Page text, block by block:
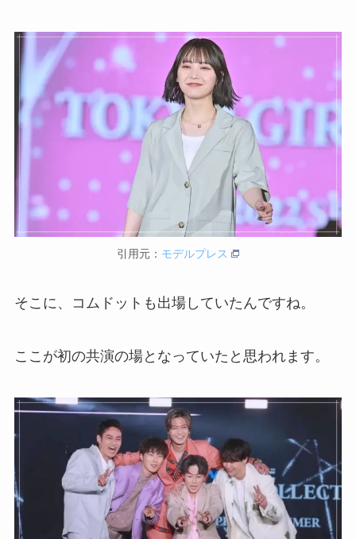
引用元： モデルプレス
そこに、コムドットも出場していたんですね。
ここが初の共演の場となっていたと思われます。